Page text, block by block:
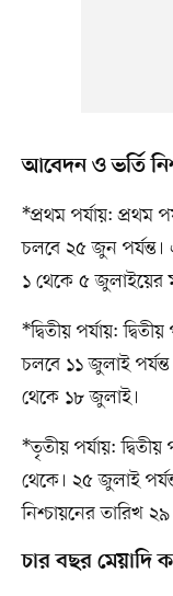
আবেদন ও ভর্তি
*প্রথম পর্যায়: প্রথম
চলবে ২৫ জুন পর্যন্ত।
১ থেকে ৫ জুলাইয়ের
*দ্বিতীয় পর্যায়:
চলবে ১১ জুলাই
থেকে ১৮ জুলাই।
*তৃতীয় পর্যায়:
থেকে। ২৫ জুলাই
নিশ্চায়নের তারিখ
চার বছর